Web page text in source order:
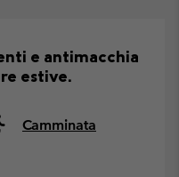
e antimacchia
estive.
Camminata